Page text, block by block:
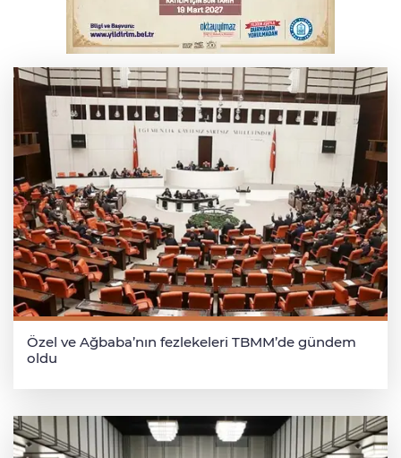
Serbest piyasada altın fiyatları...
Özel ve Ağbaba’nın fezlekeleri TBMM’de gündem
oldu